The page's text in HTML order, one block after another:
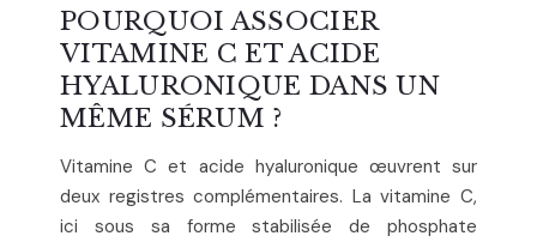
POURQUOI ASSOCIER
VITAMINE C ET ACIDE
HYALURONIQUE DANS UN
MÊME SÉRUM ?
Vitamine C et acide hyaluronique œuvrent sur
deux registres complémentaires. La vitamine C,
ici sous sa forme stabilisée de phosphate